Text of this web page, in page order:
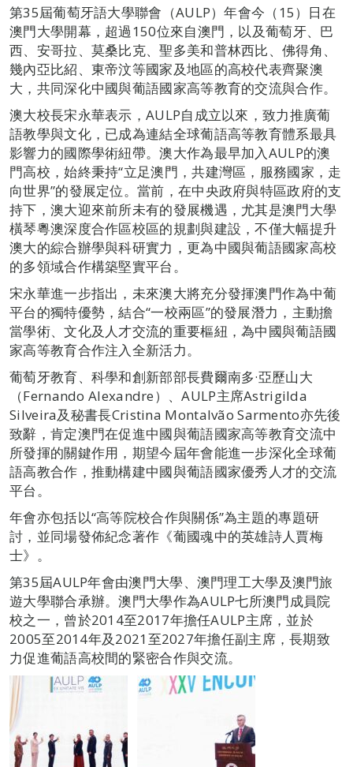
第35屆葡萄牙語大學聯會（AULP）年會今（15）日在
澳門大學開幕，超過150位來自澳門，以及葡萄牙、巴
西、安哥拉、莫桑比克、聖多美和普林西比、佛得角、
幾內亞比紹、東帝汶等國家及地區的高校代表齊聚澳
大，共同深化中國與葡語國家高等教育的交流與合作。
澳大校長宋永華表示，AULP自成立以來，致力推廣葡
語教學與文化，已成為連結全球葡語高等教育體系最具
影響力的國際學術紐帶。澳大作為最早加入AULP的澳
門高校，始終秉持“立足澳門，共建灣區，服務國家，走
向世界”的發展定位。當前，在中央政府與特區政府的支
持下，澳大迎來前所未有的發展機遇，尤其是澳門大學
橫琴粵澳深度合作區校區的規劃與建設，不僅大幅提升
澳大的綜合辦學與科研實力，更為中國與葡語國家高校
的多領域合作構築堅實平台。
宋永華進一步指出，未來澳大將充分發揮澳門作為中葡
平台的獨特優勢，結合“一校兩區”的發展潛力，主動擔
當學術、文化及人才交流的重要樞紐，為中國與葡語國
家高等教育合作注入全新活力。
葡萄牙教育、科學和創新部部長費爾南多·亞歷山大
（Fernando Alexandre）、AULP主席Astrigilda
Silveira及秘書長Cristina Montalvão Sarmento亦先後
致辭，肯定澳門在促進中國與葡語國家高等教育交流中
所發揮的關鍵作用，期望今屆年會能進一步深化全球葡
語高教合作，推動構建中國與葡語國家優秀人才的交流
平台。
年會亦包括以“高等院校合作與關係”為主題的專題研
討，並同場發佈紀念著作《葡國魂中的英雄詩人賈梅
士》。
第35屆AULP年會由澳門大學、澳門理工大學及澳門旅
遊大學聯合承辦。澳門大學作為AULP七所澳門成員院
校之一，曾於2014至2017年擔任AULP主席，並於
2005至2014年及2021至2027年擔任副主席，長期致
力促進葡語高校間的緊密合作與交流。